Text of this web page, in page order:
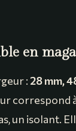
en
: 28 mm,
correspond à
un isolant.